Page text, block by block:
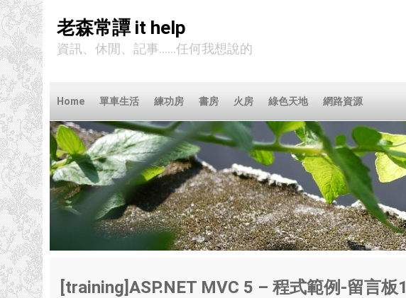
老森常譚 it help
資訊、休閒、記事……任何我想說的
Home 單車生活 練功房 書房 火房 綠色天地 網路資源
[training]ASP.NET MVC 5 – 程式範例-留言板1